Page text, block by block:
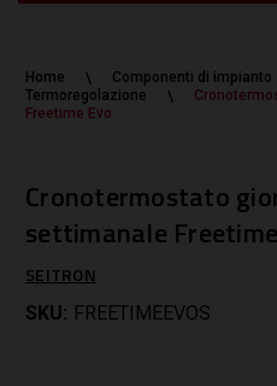
Home Componenti di impianto
Termoregolazione
Freetime Evo
Cronotermostato
settimanale
SEITRON
SKU: FREETIMEEVOS